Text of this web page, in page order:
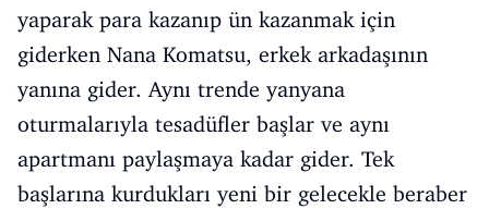
yaparak para kazanıp ün kazanmak için
giderken Nana Komatsu, erkek arkadaşının
yanına gider. Aynı trende yanyana
oturmalarıyla tesadüfler başlar ve aynı
apartmanı paylaşmaya kadar gider. Tek
başlarına kurdukları yeni bir gelecekle beraber